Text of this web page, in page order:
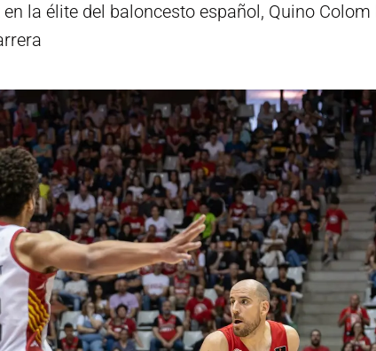
la élite del baloncesto español, Quino